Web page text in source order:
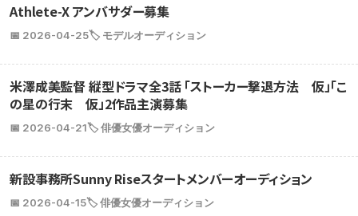
Athlete-X アンバサダー募集
📅 2026-04-25🏷️ モデルオーディション
米澤成美監督 縦型ドラマ全3話 「ストーカー撃退方法 仮」「こ
の星の行末 仮」2作品主演募集
📅 2026-04-21🏷️ 俳優女優オーディション
新設事務所Sunny Riseスタートメンバーオーディション
📅 2026-04-15🏷️ 俳優女優オーディション